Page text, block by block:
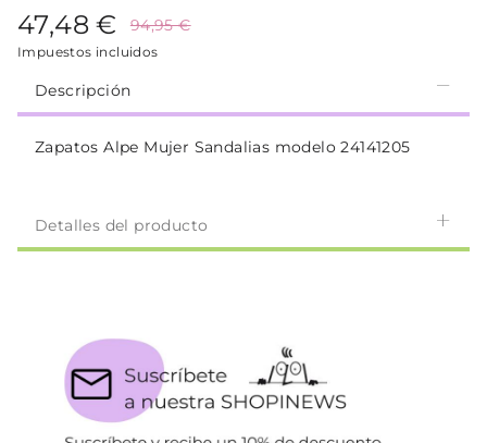
47,48 € 94,95 €
Impuestos incluidos
Descripción
Zapatos Alpe Mujer Sandalias modelo 24141205
Detalles del producto